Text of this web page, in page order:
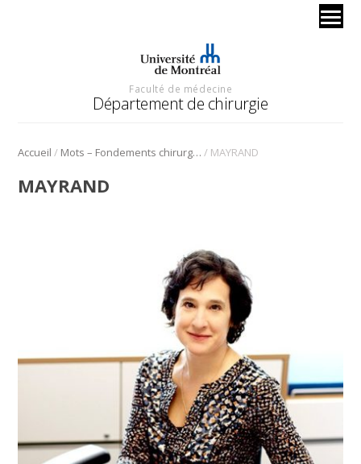
Faculté de médecine
Département de chirurgie
Accueil / Mots – Fondements chirurgicaux 2024 / MAYRAND
MAYRAND